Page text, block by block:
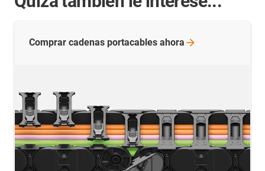
Comprar cadenas portacables ahora